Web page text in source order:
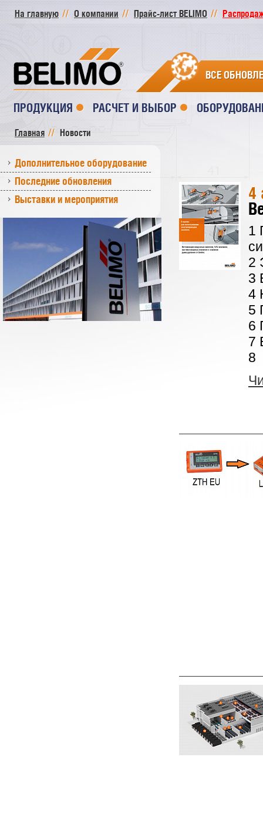
На главную О компании Прайс-лист BELIMO
ВСЕ
ПРОДУКЦИЯ РАСЧЕТ И ВЫБОР
Главная Новости
Дополнительное оборудование
Последние обновления
Выставки и мероприятия
4
1
2
3
4
5
6
7
8